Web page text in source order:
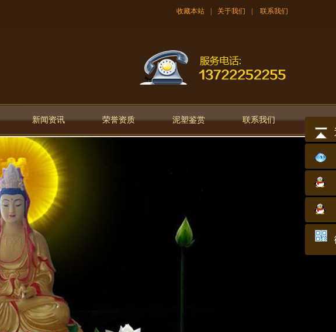
收藏本站 关于我们 联系我们
新闻资讯 荣誉资质 泥塑鉴赏 联系我们